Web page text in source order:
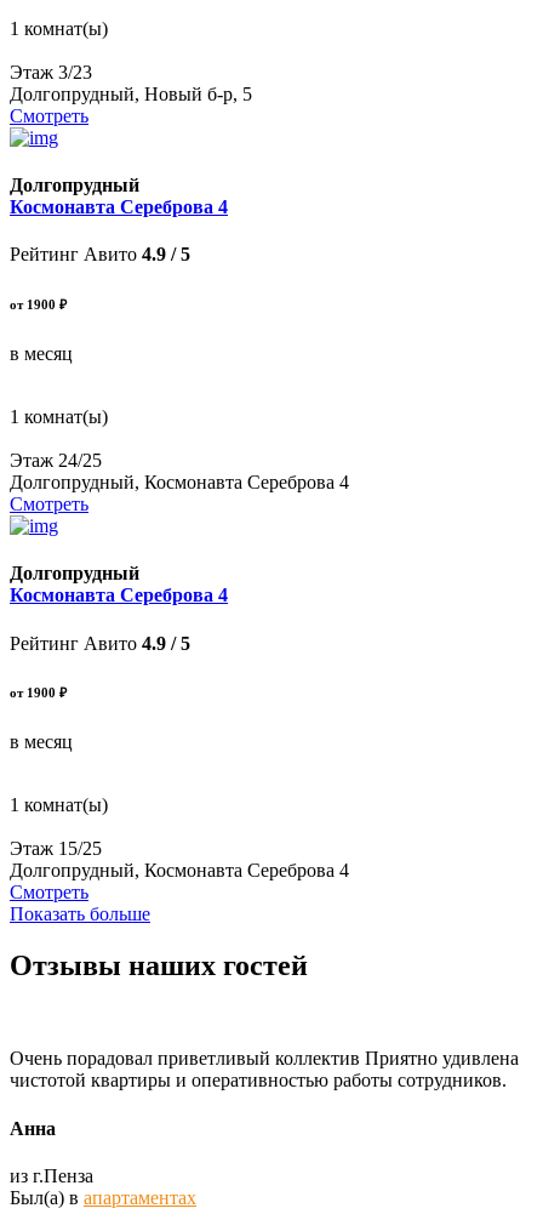
1 комнат(ы)
Этаж 3/23
Долгопрудный, Новый б-р, 5
Смотреть
Долгопрудный
Космонавта Сереброва 4
Рейтинг Авито 4.9 / 5
от 1900 ₽
в месяц
1 комнат(ы)
Этаж 24/25
Долгопрудный, Космонавта Сереброва 4
Смотреть
Долгопрудный
Космонавта Сереброва 4
Рейтинг Авито 4.9 / 5
от 1900 ₽
в месяц
1 комнат(ы)
Этаж 15/25
Долгопрудный, Космонавта Сереброва 4
Смотреть
Показать больше
Отзывы наших гостей
Очень порадовал приветливый коллектив Приятно удивлена
чистотой квартиры и оперативностью работы сотрудников.
Анна
из г.Пенза
Был(а) в апартаментах